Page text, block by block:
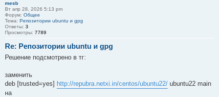
mesb
Вт апр 28, 2026 5:13 pm
Форум: Общее
Тема: Репозитории ubuntu и gpg
Ответы: 3
Просмотры: 7789
Re: Репозитории ubuntu и gpg
Решение подсмотрено в тг:
заменить
deb [trusted=yes] http://repubra.netxi.in/centos/ubuntu22/ ubuntu22 main
на